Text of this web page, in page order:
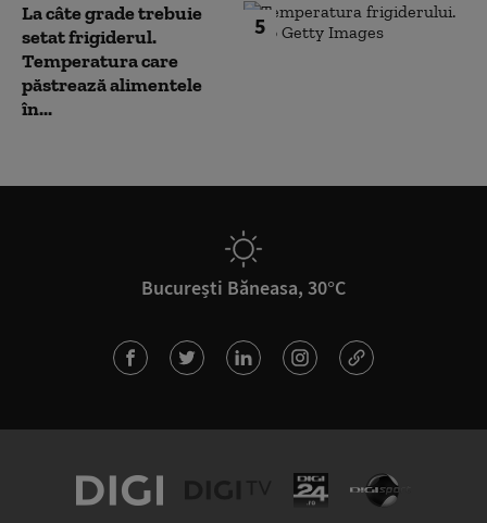
5
La câte grade trebuie
setat frigiderul.
Temperatura care
păstrează alimentele
în...
București Băneasa, 30°C